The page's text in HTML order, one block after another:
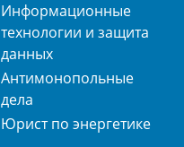
Информационные
технологии и защита
данных
Антимонопольные
дела
Юрист по энергетике